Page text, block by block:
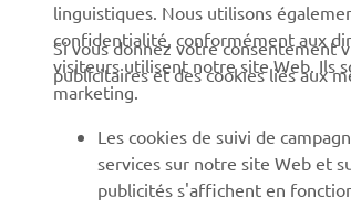
Travailler chez Yamaha
Devenir concessionnaire
Yamaha « Revs Your Heart
» : Et votre cœur bat plus
Politique de durabilité de
Fiche
sécurité
linguistiques. Nous utilisons
confidentialité, conformément aux
visiteurs utilisent notre site Web. Ils
marketing.
Si vous donnez votre consentement
publicitaires et des cookies liés aux
Les cookies de suivi de
services sur notre site Web et
publicités s'affichent en